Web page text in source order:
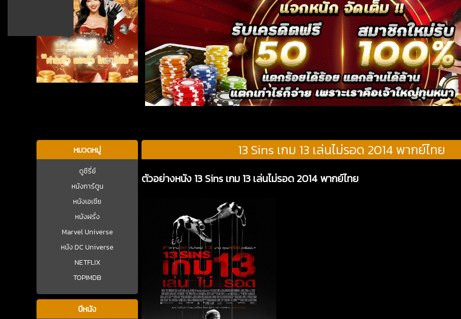
หมวดหมู่
ดูซีรี่ย์
หนังการ์ตูน
หนังเอเชีย
หนังฝรั่ง
Marvel Universe
หนัง DC Universe
NETFLIX
TOPIMDB
ปีหนัง
13 Sins เกม 13 เล่นไม่รอด 2014 พากย์ไทย
ตัวอย่างหนัง 13 Sins เกม 13 เล่นไม่รอด 2014 พากย์ไทย